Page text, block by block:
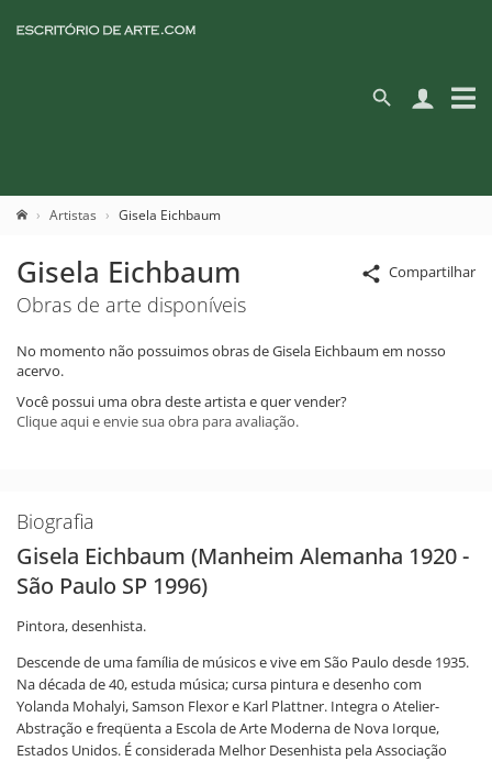
Artistas Gisela Eichbaum
Compartilhar
Gisela Eichbaum
Obras de arte disponíveis
No momento não possuimos obras de Gisela Eichbaum em nosso
acervo.
Você possui uma obra deste artista e quer vender?
Clique aqui e envie sua obra para avaliação.
Biografia
Gisela Eichbaum (Manheim Alemanha 1920 -
São Paulo SP 1996)
Pintora, desenhista.
Descende de uma família de músicos e vive em São Paulo desde 1935.
Na década de 40, estuda música; cursa pintura e desenho com
Yolanda Mohalyi, Samson Flexor e Karl Plattner. Integra o Atelier-
Abstração e freqüenta a Escola de Arte Moderna de Nova Iorque,
Estados Unidos. É considerada Melhor Desenhista pela Associação